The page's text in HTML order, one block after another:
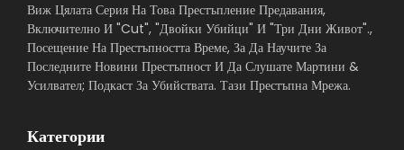
Виж Цялата Серия На Това Престъпление Предавания,
Включително И "Cut", "Двойки Убийци" И "Три Дни Живот".,
Посещение На Престъпността Време, За Да Научите За
Последните Новини Престъпност И Да Слушате Мартини &
Усилвател; Подкаст За Убийствата. Тази Престъпна Мрежа.
Категории